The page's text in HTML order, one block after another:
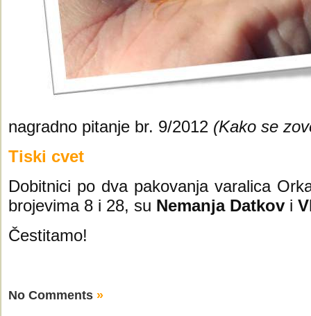
nagradno pitanje br. 9/2012 (Kako se
Tiski cvet
Dobitnici po dva pakovanja varalica
brojevima 8 i 28, su Nemanja Datkov i
Čestitamo!
No Comments »